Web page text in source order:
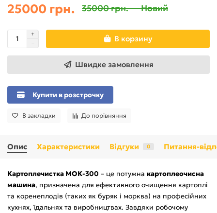
25000 грн. 35000 грн. — Новий
В корзину
Швидке замовлення
Купити в розстрочку
В закладки До порівняння
Опис Характеристики Відгуки 0 Питання-
Картоплечистка МОК-300 – це потужна картоплеочисна
машина, призначена для ефективного очищення картоплі
та коренеплодів (таких як буряк і морква) на професійних
кухнях, їдальнях та виробництвах. Завдяки робочому